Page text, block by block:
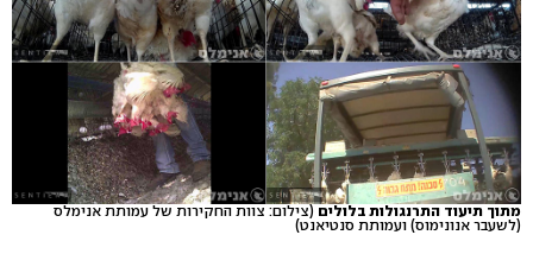
מתוך תיעוד התרנגולות בלולים (צילום: צוות החקירות של עמותת אנימלס
(לשעבר אנונימוס) ועמותת סנטיאנט)